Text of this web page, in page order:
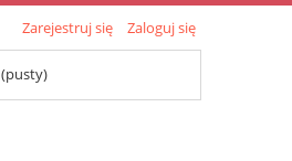
Zarejestruj się Zaloguj się
(pusty)